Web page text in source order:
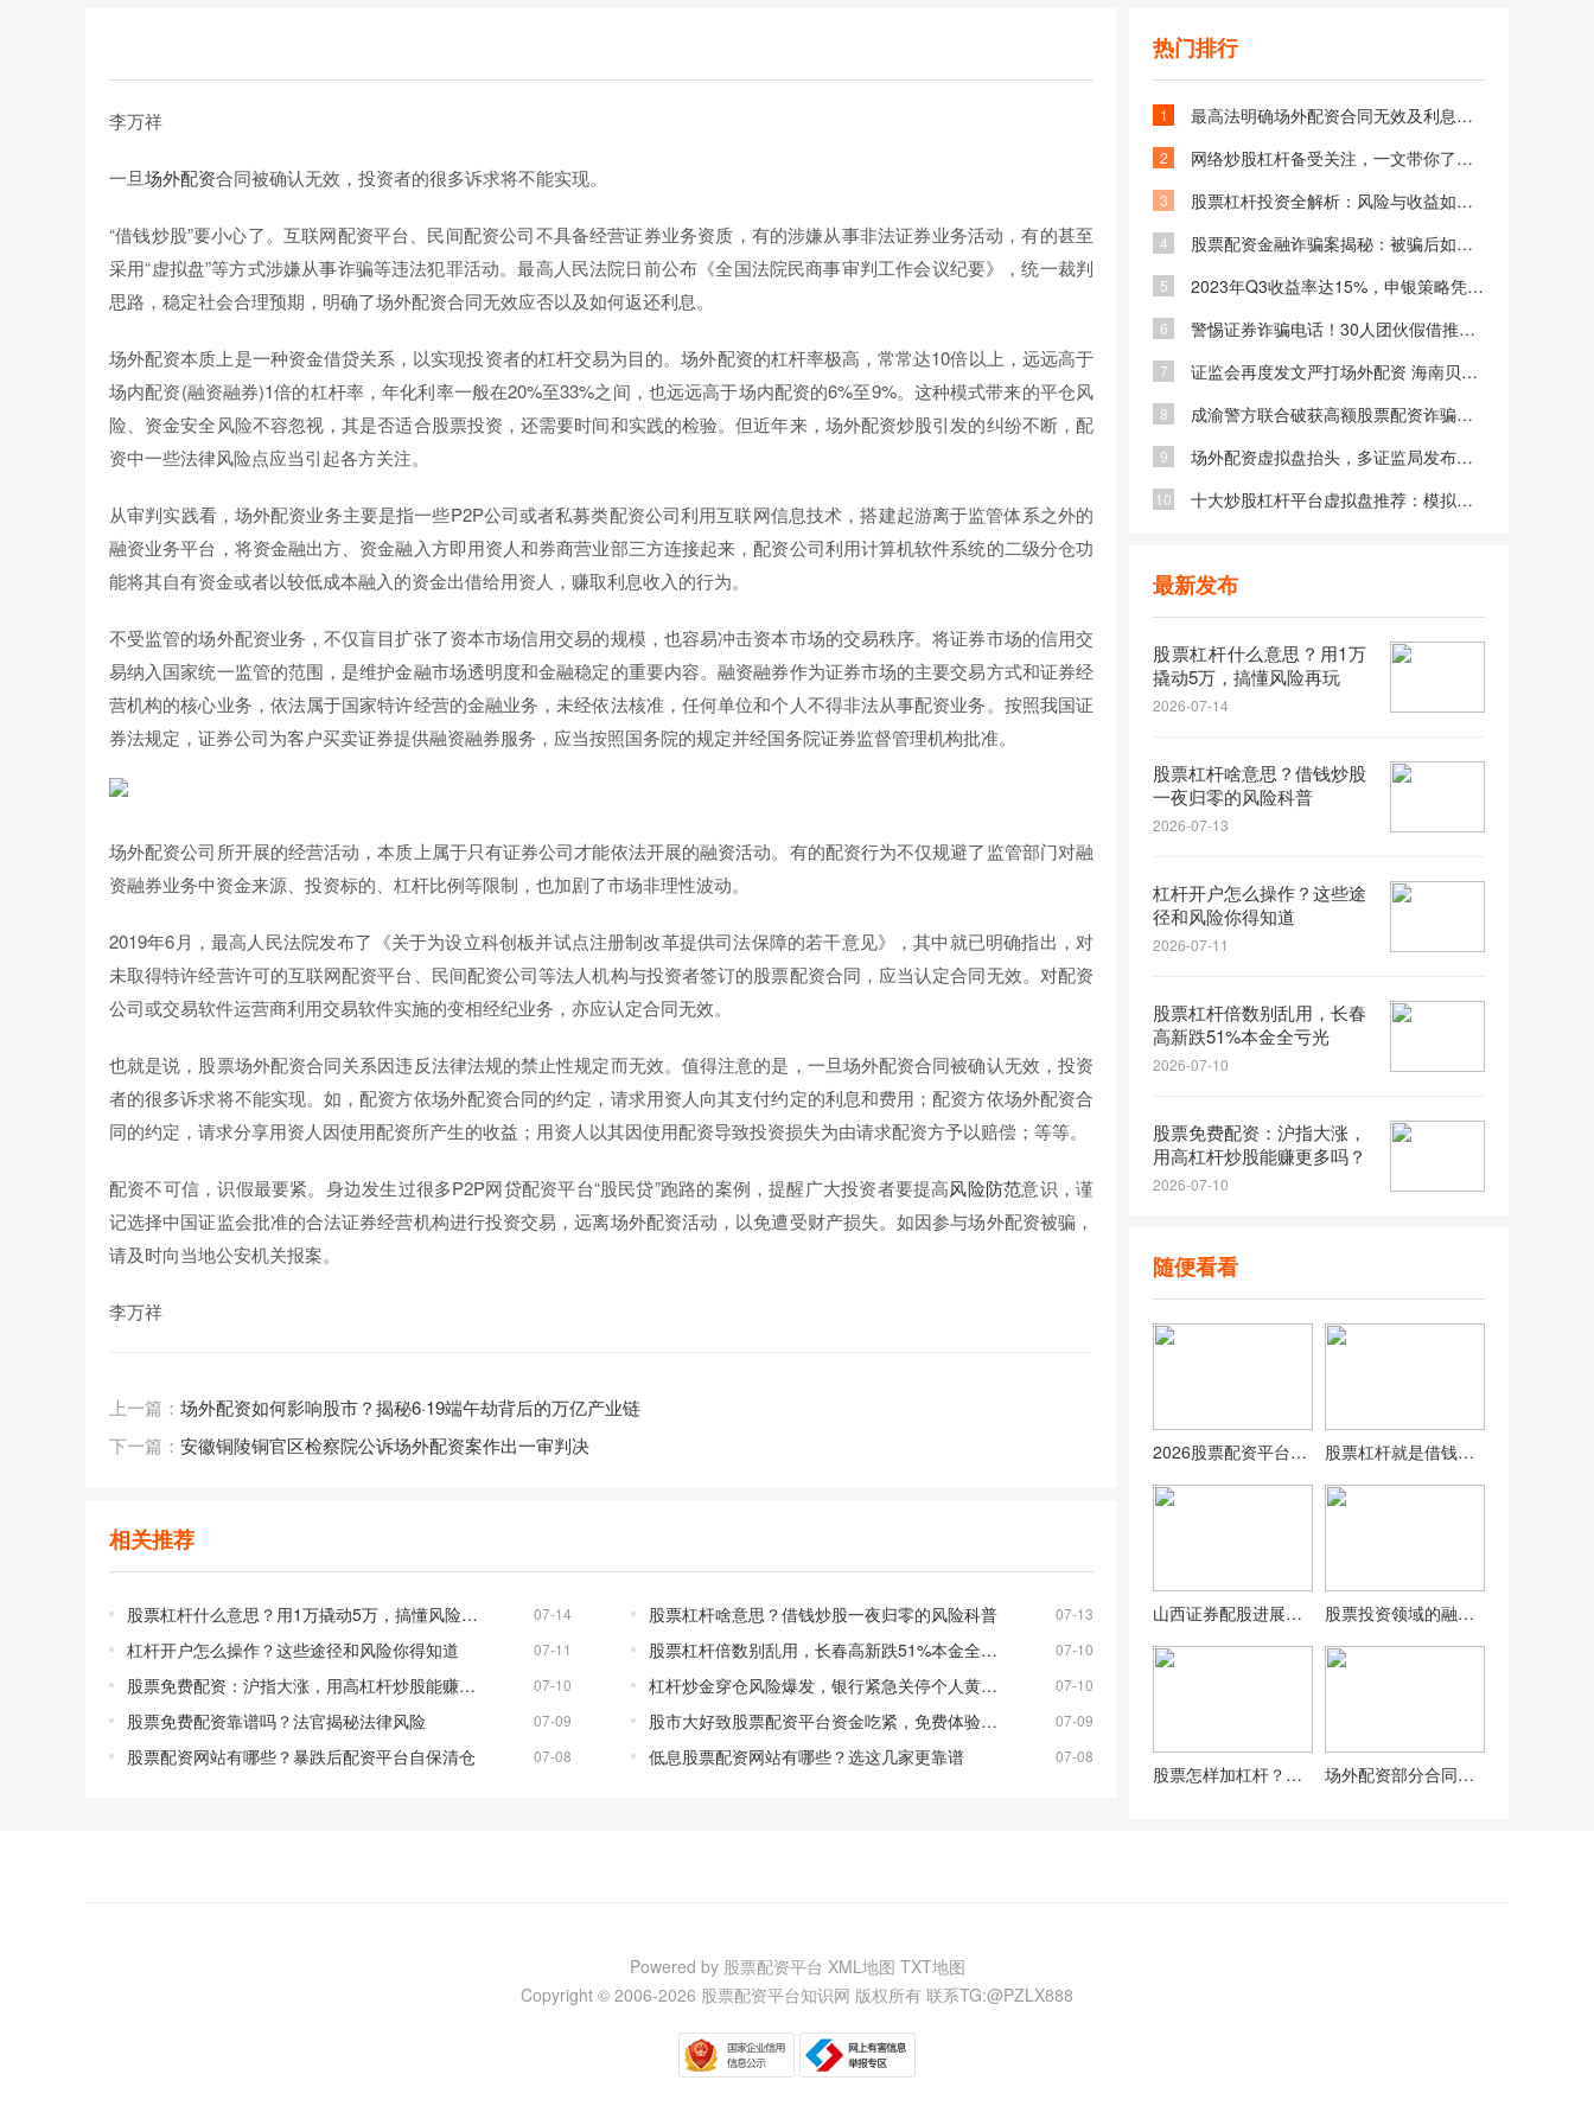
李万祥
一旦场外配资合同被确认无效，投资者的很多诉求将不能实现。
“借钱炒股”要小心了。互联网配资平台、民间配资公司不具备经营证券业务资质，有的涉嫌从事非法证券业务活动，有的甚至
采用“虚拟盘”等方式涉嫌从事诈骗等违法犯罪活动。最高人民法院日前公布《全国法院民商事审判工作会议纪要》，统一裁判
思路，稳定社会合理预期，明确了场外配资合同无效应否以及如何返还利息。
场外配资本质上是一种资金借贷关系，以实现投资者的杠杆交易为目的。场外配资的杠杆率极高，常常达10倍以上，远远高于
场内配资(融资融券)1倍的杠杆率，年化利率一般在20%至33%之间，也远远高于场内配资的6%至9%。这种模式带来的平仓风
险、资金安全风险不容忽视，其是否适合股票投资，还需要时间和实践的检验。但近年来，场外配资炒股引发的纠纷不断，配
资中一些法律风险点应当引起各方关注。
从审判实践看，场外配资业务主要是指一些P2P公司或者私募类配资公司利用互联网信息技术，搭建起游离于监管体系之外的
融资业务平台，将资金融出方、资金融入方即用资人和券商营业部三方连接起来，配资公司利用计算机软件系统的二级分仓功
能将其自有资金或者以较低成本融入的资金出借给用资人，赚取利息收入的行为。
不受监管的场外配资业务，不仅盲目扩张了资本市场信用交易的规模，也容易冲击资本市场的交易秩序。将证券市场的信用交
易纳入国家统一监管的范围，是维护金融市场透明度和金融稳定的重要内容。融资融券作为证券市场的主要交易方式和证券经
营机构的核心业务，依法属于国家特许经营的金融业务，未经依法核准，任何单位和个人不得非法从事配资业务。按照我国证
券法规定，证券公司为客户买卖证券提供融资融券服务，应当按照国务院的规定并经国务院证券监督管理机构批准。
场外配资公司所开展的经营活动，本质上属于只有证券公司才能依法开展的融资活动。有的配资行为不仅规避了监管部门对融
资融券业务中资金来源、投资标的、杠杆比例等限制，也加剧了市场非理性波动。
2019年6月，最高人民法院发布了《关于为设立科创板并试点注册制改革提供司法保障的若干意见》，其中就已明确指出，对
未取得特许经营许可的互联网配资平台、民间配资公司等法人机构与投资者签订的股票配资合同，应当认定合同无效。对配资
公司或交易软件运营商利用交易软件实施的变相经纪业务，亦应认定合同无效。
也就是说，股票场外配资合同关系因违反法律法规的禁止性规定而无效。值得注意的是，一旦场外配资合同被确认无效，投资
者的很多诉求将不能实现。如，配资方依场外配资合同的约定，请求用资人向其支付约定的利息和费用；配资方依场外配资合
同的约定，请求分享用资人因使用配资所产生的收益；用资人以其因使用配资导致投资损失为由请求配资方予以赔偿；等等。
配资不可信，识假最要紧。身边发生过很多P2P网贷配资平台“股民贷”跑路的案例，提醒广大投资者要提高风险防范意识，谨
记选择中国证监会批准的合法证券经营机构进行投资交易，远离场外配资活动，以免遭受财产损失。如因参与场外配资被骗，
请及时向当地公安机关报案。
李万祥
上一篇： 场外配资如何影响股市？揭秘6·19端午劫背后的万亿产业链
下一篇： 安徽铜陵铜官区检察院公诉场外配资案作出一审判决
相关推荐
股票杠杆什么意思？用1万撬动5万，搞懂风险再玩 07-14 股票杠杆啥意思？借钱炒股一夜归零的风险科普 07-13
杠杆开户怎么操作？这些途径和风险你得知道 07-11 股票杠杆倍数别乱用，长春高新跌51%本金全亏光 07-10
股票免费配资：沪指大涨，用高杠杆炒股能赚更多吗？ 07-10 杠杆炒金穿仓风险爆发，银行紧急关停个人黄金开户 07-10
股票免费配资靠谱吗？法官揭秘法律风险 07-09 股市大好致股票配资平台资金吃紧，免费体验等业务调整 07-09
股票配资网站有哪些？暴跌后配资平台自保清仓 07-08 低息股票配资网站有哪些？选这几家更靠谱 07-08
热门排行
1 最高法明确场外配资合同无效及利息返还，借钱炒股风险大
2 网络炒股杠杆备受关注，一文带你了解其知识与风险
3 股票杠杆投资全解析：风险与收益如何平衡？杠杆炒股必知技巧
4 股票配资金融诈骗案揭秘：被骗后如何追回资金及防范场外配资风险
5 2023年Q3收益率达15%，申银策略凭资金保障等成金融市场关注焦点
6 警惕证券诈骗电话！30人团伙假借推荐牛股骗取300万被判刑
7 证监会再度发文严打场外配资 海南贝格富跑路事件引发关注
8 成渝警方联合破获高额股票配资诈骗案 专业老师指导炒股实为骗局
9 场外配资虚拟盘抬头，多证监局发布风险警示及黑名单
10 十大炒股杠杆平台虚拟盘推荐：模拟实战提升投资技巧与策略
最新发布
股票杠杆什么意思？用1万
撬动5万，搞懂风险再玩
2026-07-14
股票杠杆啥意思？借钱炒股
一夜归零的风险科普
2026-07-13
杠杆开户怎么操作？这些途
径和风险你得知道
2026-07-11
股票杠杆倍数别乱用，长春
高新跌51%本金全亏光
2026-07-10
股票免费配资：沪指大涨，
用高杠杆炒股能赚更多吗？
2026-07-10
随便看看
2026股票配资平台怎么选？实盘安全是关键 股票杠杆就是借钱炒股，收益风险都放大
山西证券配股进展受关注，技术分析助力推测判断？ 股票投资领域的融资买入策略：风险与回报并存，如何制定？
股票怎样加杠杆？同花顺用户可用的3种方法 场外配资部分合同条款曝光！整顿两三年后竟再度活跃？
Powered by 股票配资平台 XML地图 TXT地图
Copyright © 2006-2026 股票配资平台知识网 版权所有 联系TG:@PZLX888